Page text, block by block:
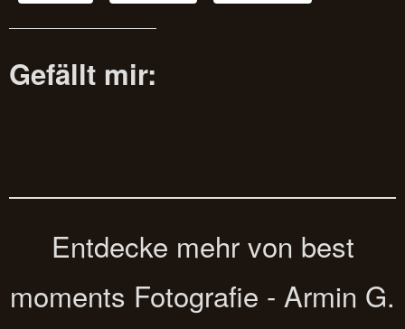
Gefällt mir:
Entdecke mehr von best
moments Fotografie - Armin G.